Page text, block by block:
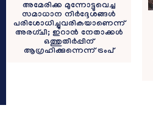
അമേരിക്ക മുന്നോട്ടുവെച്ച
സമാധാന നിര്‍ദ്ദേശങ്ങള്‍
പരിശോധിച്ചുവരികയാണെന്ന്
അരഗ്ചി; ഇറാന്‍ നേതാക്കള്‍
ഒത്തുതീര്‍പ്പിന്
ആഗ്രഹിക്കുന്നെന്ന് ട്രംപ്